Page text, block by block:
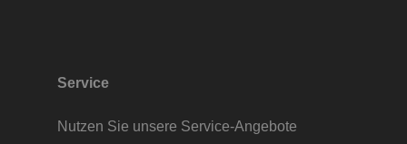
Service
Nutzen Sie unsere Service-Angebote